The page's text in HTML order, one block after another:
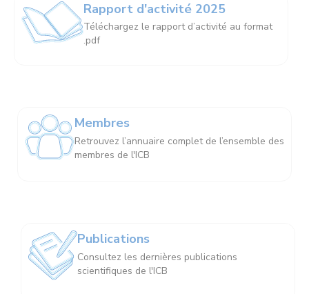
Rapport d'activité 2025
Téléchargez le rapport d’activité au format
.pdf
Membres
Retrouvez l’annuaire complet de l’ensemble des
membres de l'ICB
Publications
Consultez les dernières publications
scientifiques de l'ICB